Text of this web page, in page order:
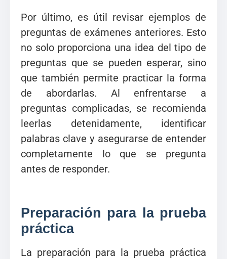
Por último, es útil revisar ejemplos de
preguntas de exámenes anteriores. Esto
no solo proporciona una idea del tipo de
preguntas que se pueden esperar, sino
que también permite practicar la forma
de abordarlas. Al enfrentarse a
preguntas complicadas, se recomienda
leerlas detenidamente, identificar
palabras clave y asegurarse de entender
completamente lo que se pregunta
antes de responder.
Preparación para la prueba
práctica
La preparación para la prueba práctica